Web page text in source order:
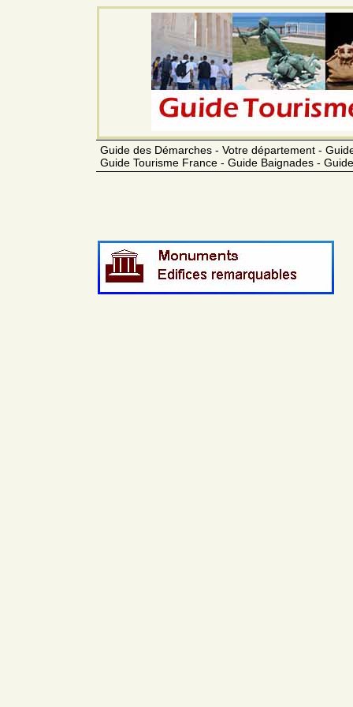
Guide des Démarches - Votre département -
Guide Tourisme France - Guide Baignades -